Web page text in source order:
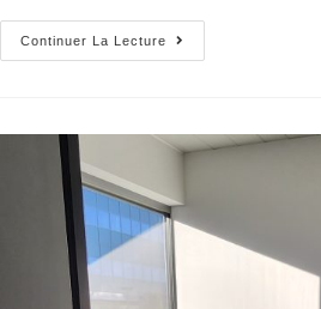
Continuer La Lecture